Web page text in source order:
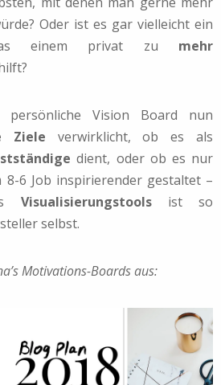
Oder ist es gar vielleicht ein
einem privat zu mehr
Vision Board nun
Ziele verwirklicht, ob es als
dient, oder ob es nur
6 Job inspirierender gestaltet –
Visualisierungstoolsist so
selbst.
Motivations-Boards aus: